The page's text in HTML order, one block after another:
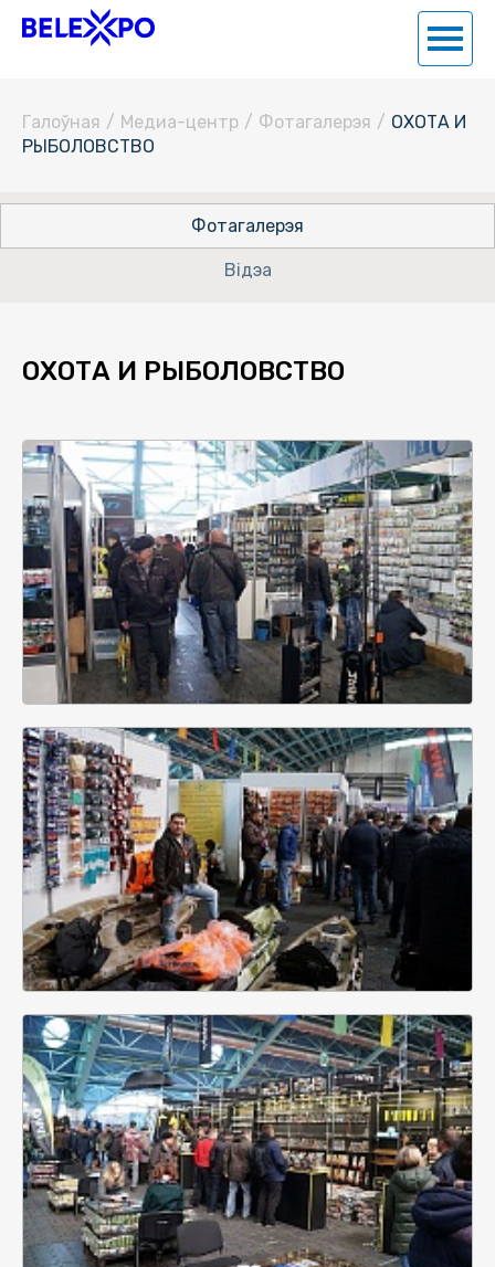
Галоўная / Медиа-центр / Фотагалерэя / ОХОТА И
РЫБОЛОВСТВО
Фотагалерэя
Відэа
ОХОТА И РЫБОЛОВСТВО